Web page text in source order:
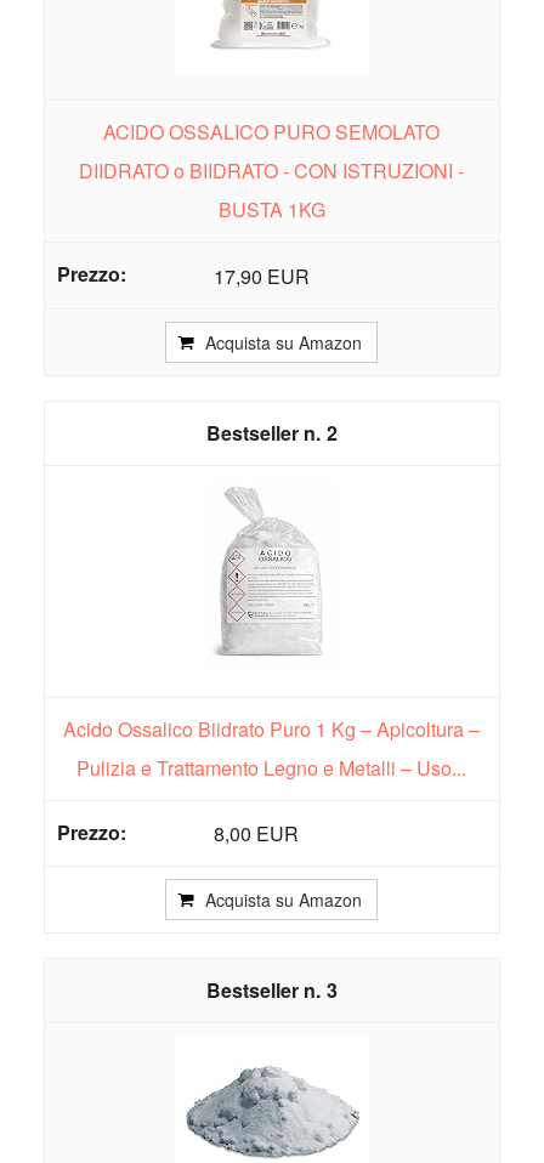
ACIDO OSSALICO PURO SEMOLATO
DIIDRATO o BIIDRATO - CON ISTRUZIONI -
BUSTA 1KG
17,90 EUR
Acquista su Amazon
2
Acido Ossalico Biidrato Puro 1 Kg – Apicoltura –
Pulizia e Trattamento Legno e Metalli – Uso...
8,00 EUR
Acquista su Amazon
3